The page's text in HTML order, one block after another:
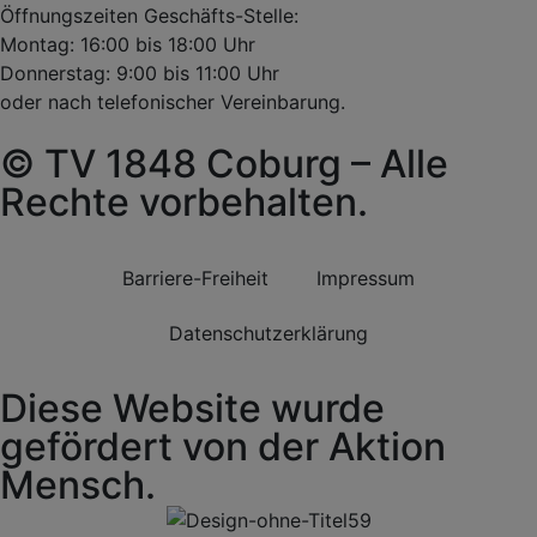
Öffnungszeiten Geschäfts-Stelle:
Montag: 16:00 bis 18:00 Uhr
Donnerstag: 9:00 bis 11:00 Uhr
oder nach telefonischer Vereinbarung.
© TV 1848 Coburg – Alle
Rechte vorbehalten.
Barriere-Freiheit Impressum
Datenschutzerklärung
Diese Website wurde
gefördert von der Aktion
Mensch.